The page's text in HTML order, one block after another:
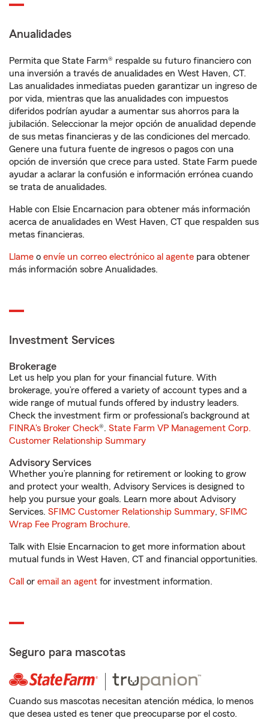
Anualidades
Permita que State Farm® respalde su futuro financiero con
una inversión a través de anualidades en West Haven, CT.
Las anualidades inmediatas pueden garantizar un ingreso de
por vida, mientras que las anualidades con impuestos
diferidos podrían ayudar a aumentar sus ahorros para la
jubilación. Seleccionar la mejor opción de anualidad depende
de sus metas financieras y de las condiciones del mercado.
Genere una futura fuente de ingresos o pagos con una
opción de inversión que crece para usted. State Farm puede
ayudar a aclarar la confusión e información errónea cuando
se trata de anualidades.
Hable con Elsie Encarnacion para obtener más información
acerca de anualidades en West Haven, CT que respalden sus
metas financieras.
Llame o envíe un correo electrónico al agente para obtener
más información sobre Anualidades.
Investment Services
Brokerage
Let us help you plan for your financial future. With
brokerage, you’re offered a variety of account types and a
wide range of mutual funds offered by industry leaders.
Check the investment firm or professional’s background at
FINRA's Broker Check®. State Farm VP Management Corp.
Customer Relationship Summary
Advisory Services
Whether you’re planning for retirement or looking to grow
and protect your wealth, Advisory Services is designed to
help you pursue your goals. Learn more about Advisory
Services. SFIMC Customer Relationship Summary, SFIMC
Wrap Fee Program Brochure.
Talk with Elsie Encarnacion to get more information about
mutual funds in West Haven, CT and financial opportunities.
Call or email an agent for investment information.
Seguro para mascotas
Cuando sus mascotas necesitan atención médica, lo menos
que desea usted es tener que preocuparse por el costo.